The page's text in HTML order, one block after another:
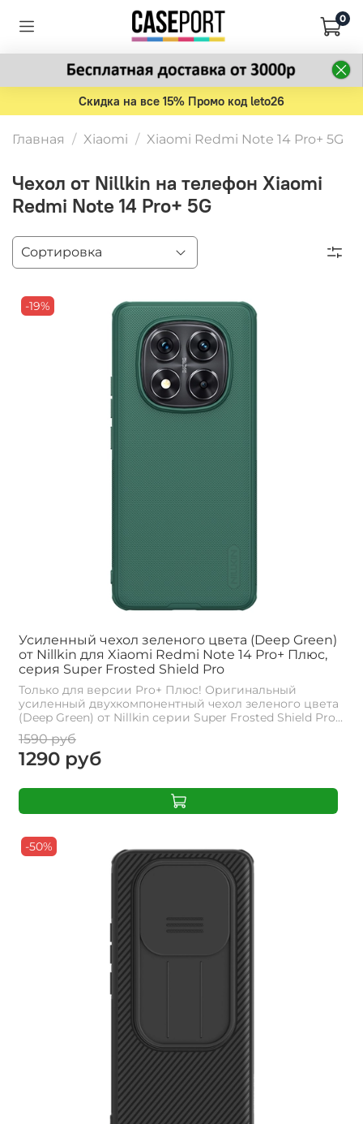
0
Скидка на все 15% Промо код leto26
Главная Xiaomi Xiaomi Redmi Note 14 Pro+ 5G
Чехол от Nillkin на телефон Xiaomi
Redmi Note 14 Pro+ 5G
-19%
Усиленный чехол зеленого цвета (Deep Green)
от Nillkin для Xiaomi Redmi Note 14 Pro+ Плюс,
серия Super Frosted Shield Pro
Только для версии Pro+ Плюс! Оригинальный
усиленный двухкомпонентный чехол зеленого цвета
(Deep Green) от Nillkin серии Super Frosted Shield Pro...
1590 руб
1290 руб
-50%